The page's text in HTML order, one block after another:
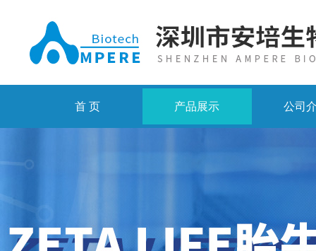
首 页 产品展示 公司